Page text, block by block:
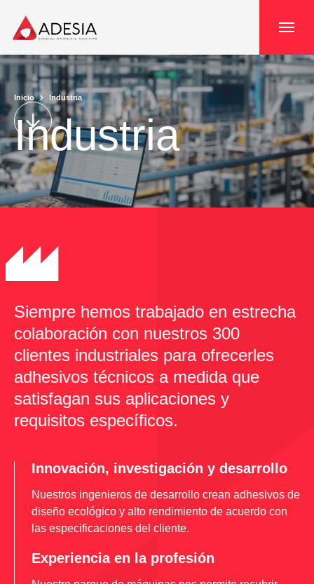
Inicio Industria
Industria
Siempre hemos trabajado en estrecha
colaboración con nuestros 300
clientes industriales para ofrecerles
adhesivos técnicos a medida que
satisfagan sus aplicaciones y
requisitos específicos.
Innovación, investigación y desarrollo
Nuestros ingenieros de desarrollo crean adhesivos de
diseño ecológico y alto rendimiento de acuerdo con
las especificaciones del cliente.
Experiencia en la profesión